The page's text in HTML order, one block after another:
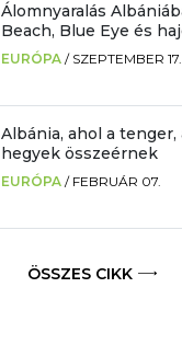
Álomnyaralás
Beach, Blue Eye és
EURÓPA / SZEPTEMBER 17.
Albánia, ahol a tenger,
hegyek összeérnek
EURÓPA / FEBRUÁR 07.
ÖSSZES CIKK